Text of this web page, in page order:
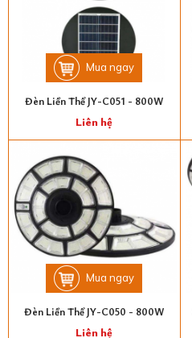
Mua ngay
Đèn Liền Thể JY-C051 - 800W
Liên hệ
Mua ngay
Đèn Liền Thể JY-C050 - 800W
Liên hệ